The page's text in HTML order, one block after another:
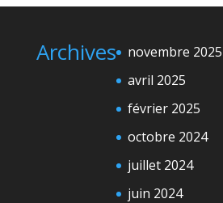
Archives
novembre 2025
avril 2025
février 2025
octobre 2024
juillet 2024
juin 2024